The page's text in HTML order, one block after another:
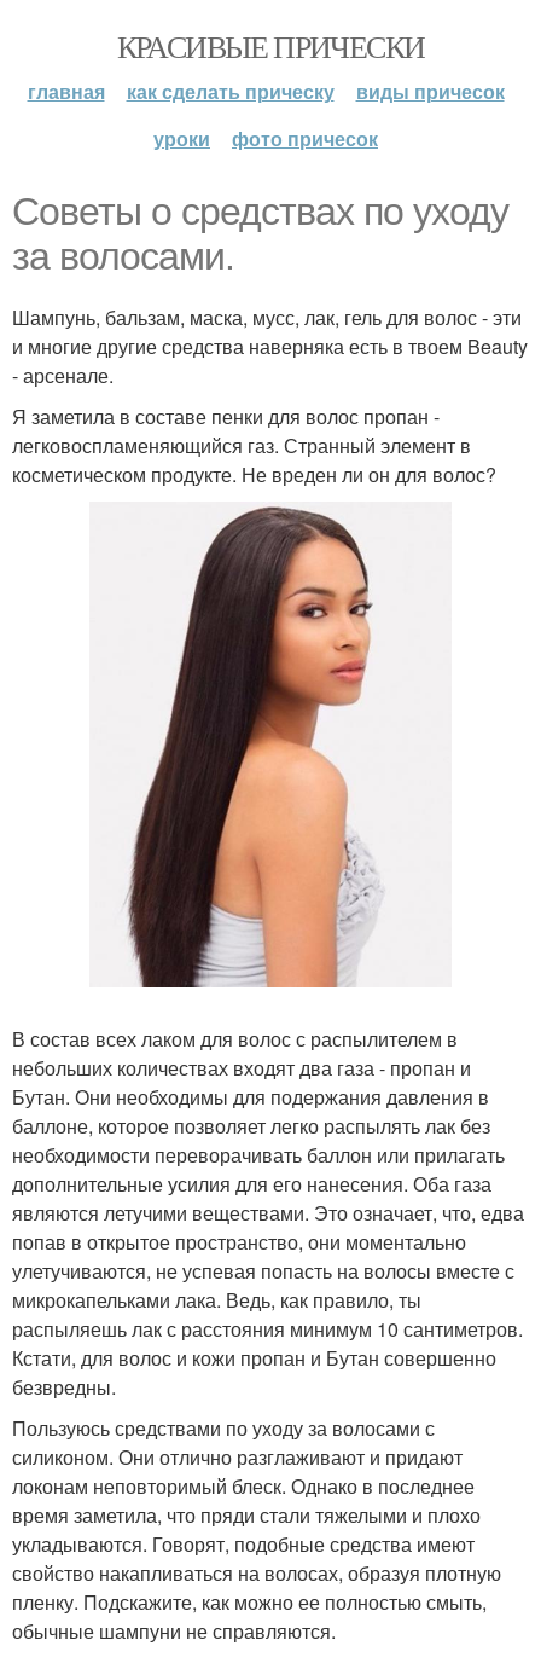
КРАСИВЫЕ ПРИЧЕСКИ
главная как сделать прическу
виды причесок
уроки
фото причесок
Советы о средствах по уходу
за волосами.
Шампунь, бальзам, маска, мусс, лак, гель для волос - эти
и многие другие средства наверняка есть в твоем Beauty
- арсенале.
Я заметила в составе пенки для волос пропан -
легковоспламеняющийся газ. Странный элемент в
косметическом продукте. Не вреден ли он для волос?
В состав всех лаком для волос с распылителем в
небольших количествах входят два газа - пропан и
Бутан. Они необходимы для подержания давления в
баллоне, которое позволяет легко распылять лак без
необходимости переворачивать баллон или прилагать
дополнительные усилия для его нанесения. Оба газа
являются летучими веществами. Это означает, что, едва
попав в открытое пространство, они моментально
улетучиваются, не успевая попасть на волосы вместе с
микрокапельками лака. Ведь, как правило, ты
распыляешь лак с расстояния минимум 10 сантиметров.
Кстати, для волос и кожи пропан и Бутан совершенно
безвредны.
Пользуюсь средствами по уходу за волосами с
силиконом. Они отлично разглаживают и придают
локонам неповторимый блеск. Однако в последнее
время заметила, что пряди стали тяжелыми и плохо
укладываются. Говорят, подобные средства имеют
свойство накапливаться на волосах, образуя плотную
пленку. Подскажите, как можно ее полностью смыть,
обычные шампуни не справляются.